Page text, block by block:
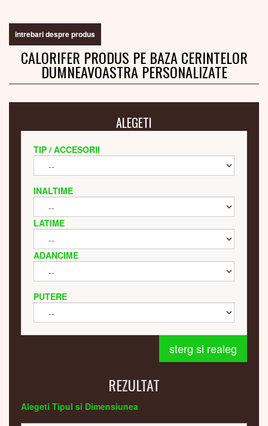
intrebari despre produs
CALORIFER PRODUS PE BAZA CERINTELOR
DUMNEAVOASTRA PERSONALIZATE
ALEGETI
TIP / ACCESORII
INALTIME
LATIME
ADANCIME
PUTERE
sterg si realeg
REZULTAT
Alegeti Tipul si Dimensiunea